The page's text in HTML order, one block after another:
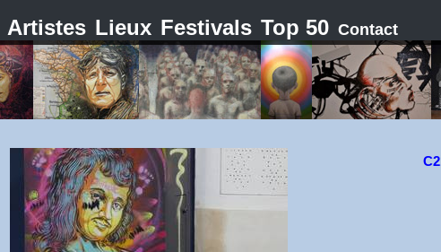
Artistes Lieux Festivals Top 50 Contact